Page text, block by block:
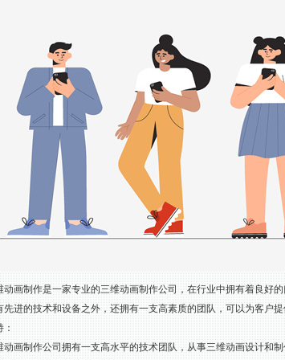
动画制作是一家专业的三维动画制作公司，在行业中拥有着良好
先进的技术和设备之外，还拥有一支高素质的团队，可以为客户
：
动画制作公司拥有一支高水平的技术团队，从事三维动画设计和